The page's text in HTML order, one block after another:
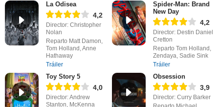
La Odisea
4,2
Director: Christopher
Nolan
Reparto Matt Damon,
Tom Holland, Anne
Hathaway
Tráiler
Spider-Man: Brand
New Day
4,2
Director: Destin Daniel
Cretton
Reparto Tom Holland,
Zendaya, Sadie Sink
Tráiler
Toy Story 5
4,0
Director: Andrew
Stanton, McKenna
Obsession
3,9
Director: Curry Barker